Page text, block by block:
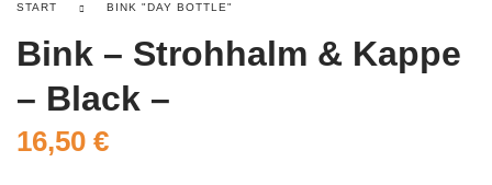
START BINK "DAY BOTTLE"
Bink – Strohhalm & Kappe
– Black –
16,50 €